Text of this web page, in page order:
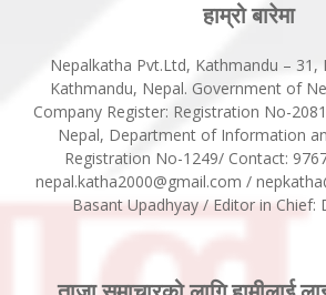
हाम्रो बारेमा
Nepalkatha Pvt.Ltd, Kathmandu – 31,
Kathmandu, Nepal. Government of
Company Register: Registration No-
Nepal, Department of Information
Registration No-1249/ Contact:
nepal.katha2000@gmail.com /
Basant Upadhyay / Editor in Chief: